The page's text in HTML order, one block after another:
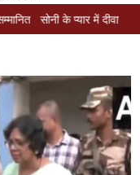
में दीवानी सीता पहुंची मेरठ